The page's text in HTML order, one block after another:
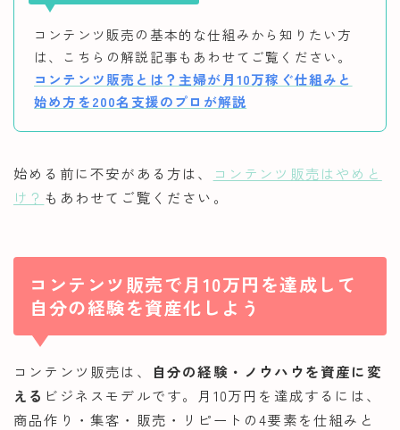
コンテンツ販売の基本的な仕組みから知りたい方
は、こちらの解説記事もあわせてご覧ください。
コンテンツ販売とは？主婦が月10万稼ぐ仕組みと
始め方を200名支援のプロが解説
始める前に不安がある方は、
コンテンツ販売はやめと
け？ もあわせてご覧ください。
コンテンツ販売で月10万円を達成して
自分の経験を資産化しよう
コンテンツ販売は、
自分の経験・ノウハウを資産に変
える ビジネスモデルです。月10万円を達成するには、
商品作り・集客・販売・リピートの4要素を仕組みと